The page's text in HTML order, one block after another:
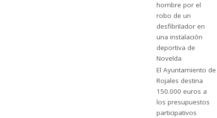
hombre por el
robo de un
desfibrilador en
una instalación
deportiva de
Novelda
El Ayuntamiento de
Rojales destina
150.000 euros a
los presupuestos
participativos